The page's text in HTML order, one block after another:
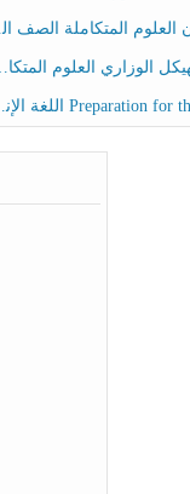
الصف الخامس انسبير الفصل الثالث
المتكاملة الصف الخامس عام الفصل الثالث